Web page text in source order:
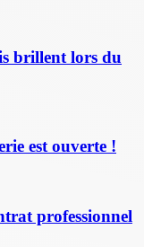
brillent lors du
est ouverte !
professionnel